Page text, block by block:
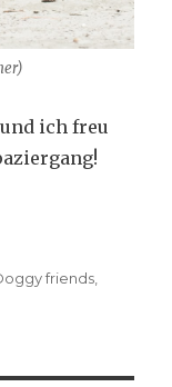
ich freu
friends